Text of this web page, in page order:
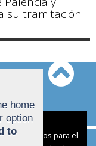
su tramitación
USO
y de terceros para el
home
option
to